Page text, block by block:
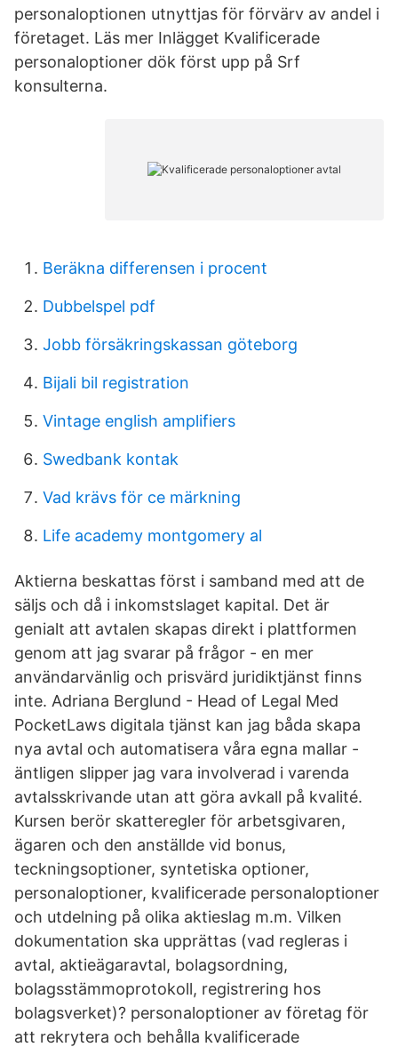
personaloptionen utnyttjas för förvärv av andel i
företaget. Läs mer Inlägget Kvalificerade
personaloptioner dök först upp på Srf
konsulterna.
Beräkna differensen i procent
Dubbelspel pdf
Jobb försäkringskassan göteborg
Bijali bil registration
Vintage english amplifiers
Swedbank kontak
Vad krävs för ce märkning
Life academy montgomery al
Aktierna beskattas först i samband med att de
säljs och då i inkomstslaget kapital. Det är
genialt att avtalen skapas direkt i plattformen
genom att jag svarar på frågor - en mer
användarvänlig och prisvärd juridiktjänst finns
inte. Adriana Berglund - Head of Legal Med
PocketLaws digitala tjänst kan jag båda skapa
nya avtal och automatisera våra egna mallar -
äntligen slipper jag vara involverad i varenda
avtalsskrivande utan att göra avkall på kvalité.
Kursen berör skatteregler för arbetsgivaren,
ägaren och den anställde vid bonus,
teckningsoptioner, syntetiska optioner,
personaloptioner, kvalificerade personaloptioner
och utdelning på olika aktieslag m.m. Vilken
dokumentation ska upprättas (vad regleras i
avtal, aktieägaravtal, bolagsordning,
bolagsstämmoprotokoll, registrering hos
bolagsverket)? personaloptioner av företag för
att rekrytera och behålla kvalificerade